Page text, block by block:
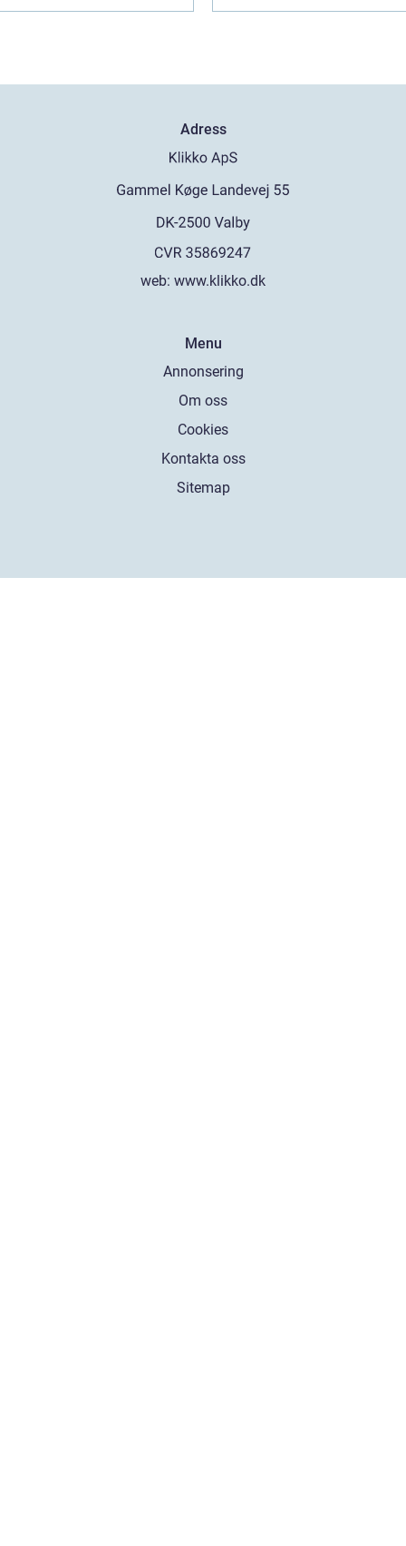
Adress
web: www.klikko.dk
Menu
Annonsering
Om oss
Cookies
Kontakta oss
Sitemap